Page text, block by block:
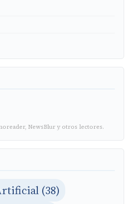
NewsBlur y otros lectores.
(38)